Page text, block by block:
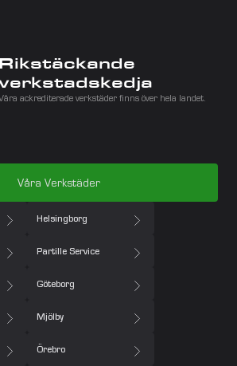
Rikstäckande
ackrediterade verkstäder finns över hela landet.
Våra Verkstäder
Helsingborg
Partille Service
Göteborg
Mjölby
Örebro